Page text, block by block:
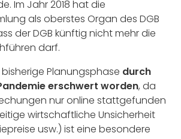
Im Jahr 2018 hat die
als oberstes Organ des DGB
der DGB künftig nicht mehr die
darf.
Planungsphase durch
erschwert worden, da
nur online stattgefunden
wirtschaftliche Unsicherheit
usw.) ist eine besondere